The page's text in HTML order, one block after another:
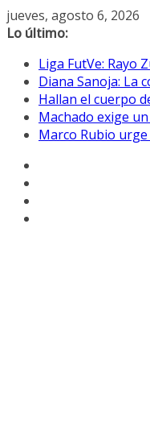
Saltar
al
jueves, agosto 6, 2026
Lo último:
Liga FutVe: Rayo
Diana Sanoja: La
Hallan el cuerpo
Machado exige
Marco Rubio